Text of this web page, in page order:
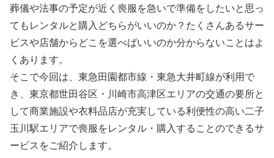
葬儀や法事の予定が近く喪服を急いで準備をしたいと思っ
てもレンタルと購入どちらがいいのか？たくさんあるサー
ビスや店舗からどこを選べばいいのか分からないことはよ
くあります。
そこで今回は、東急田園都市線・東急大井町線が利用で
き、東京都世田谷区・川崎市高津区エリアの交通の要所と
して商業施設や衣料品店が充実している利便性の高い二子
玉川駅エリアで喪服をレンタル・購入することのできるサ
ービスをご紹介します。